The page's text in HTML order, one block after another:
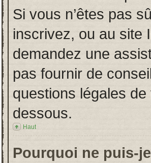
Si vous n’êtes pas
inscrivez, ou au site
demandez une
pas fournir de
questions légales
dessous.
Haut
Pourquoi ne puis-